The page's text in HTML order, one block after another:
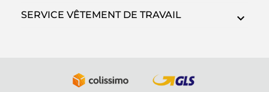
SERVICE VÊTEMENT DE TRAVAIL